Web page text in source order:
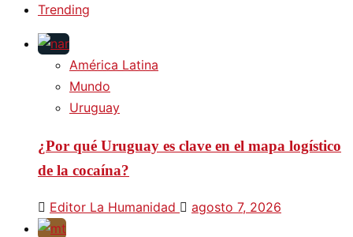
Trending
América Latina
Mundo
Uruguay
¿Por qué Uruguay es clave en el mapa logístico
de la cocaína?
Editor La Humanidad agosto 7, 2026